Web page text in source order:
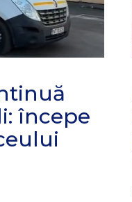
începe